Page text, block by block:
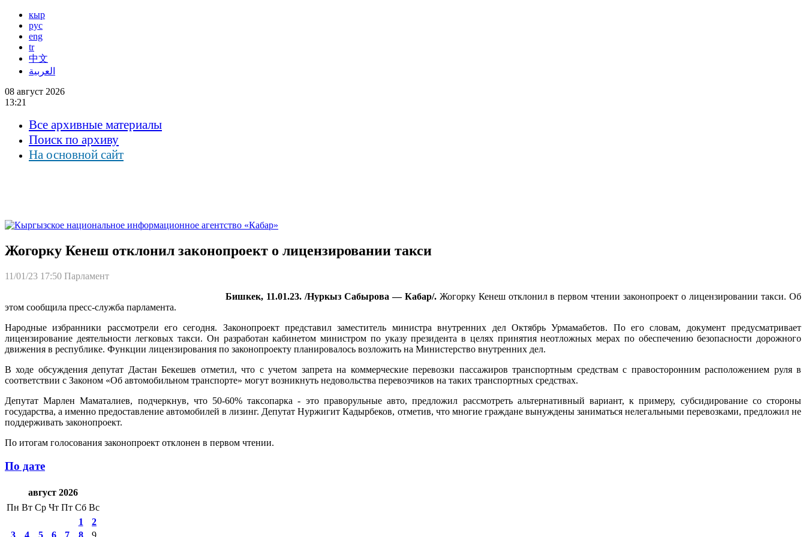
кыр
рус
eng
tr
中文
العربية
08 август 2026
13:21
Все архивные материалы
Поиск по архиву
На основной сайт
Жогорку Кенеш отклонил законопроект о лицензировании такси
11/01/23 17:50 Парламент
Бишкек, 11.01.23. /Нуркыз Сабырова — Кабар/.Жогорку Кенеш отклонил в первом чтении законопроект о лицензировании такси. Об
этом сообщила пресс-служба парламента.
Народные избранники рассмотрели его сегодня. Законопроект представил заместитель министра внутренних дел Октябрь Урмамабетов. По его словам, документ предусматривает
лицензирование деятельности легковых такси. Он разработан кабинетом министром по указу президента в целях принятия неотложных мерах по обеспечению безопасности дорожного
движения в республике. Функции лицензирования по законопроекту планировалось возложить на Министерство внутренних дел.
В ходе обсуждения депутат Дастан Бекешев отметил, что с учетом запрета на коммерческие перевозки пассажиров транспортным средствам с правосторонним расположением руля в
соответствии с Законом «Об автомобильном транспорте» могут возникнуть недовольства перевозчиков на таких транспортных средствах.
Депутат Марлен Маматалиев, подчеркнув, что 50-60% таксопарка - это праворульные авто, предложил рассмотреть альтернативный вариант, к примеру, субсидирование со стороны
государства, а именно предоставление автомобилей в лизинг. Депутат Нуржигит Кадырбеков, отметив, что многие граждане вынуждены заниматься нелегальными перевозками, предложил не
поддерживать законопроект.
По итогам голосования законопроект отклонен в первом чтении.
По дате
август 2026
Пн Вт Ср Чт Пт Сб Вс
1
2